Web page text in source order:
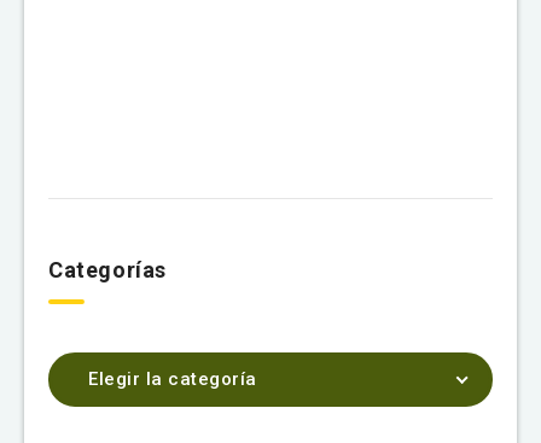
Categorías
Elegir la categoría